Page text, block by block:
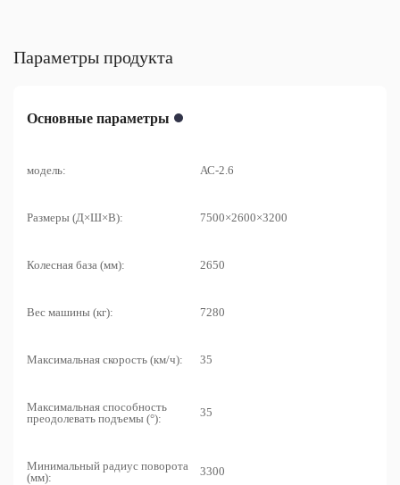
Параметры продукта
Основные параметры
модель: АС-2.6
Размеры (Д×Ш×В): 7500×2600×3200
Колесная база (мм): 2650
Вес машины (кг): 7280
Максимальная скорость (км/ч): 35
Максимальная способность
преодолевать подъемы (°):
35
Минимальный радиус поворота
(мм):
3300